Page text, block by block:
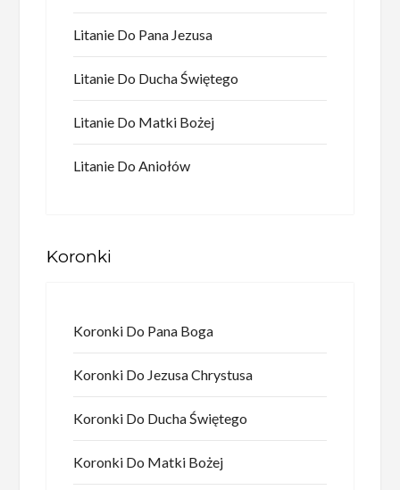
Litanie Do Pana Jezusa
Litanie Do Ducha Świętego
Litanie Do Matki Bożej
Litanie Do Aniołów
Koronki
Koronki Do Pana Boga
Koronki Do Jezusa Chrystusa
Koronki Do Ducha Świętego
Koronki Do Matki Bożej